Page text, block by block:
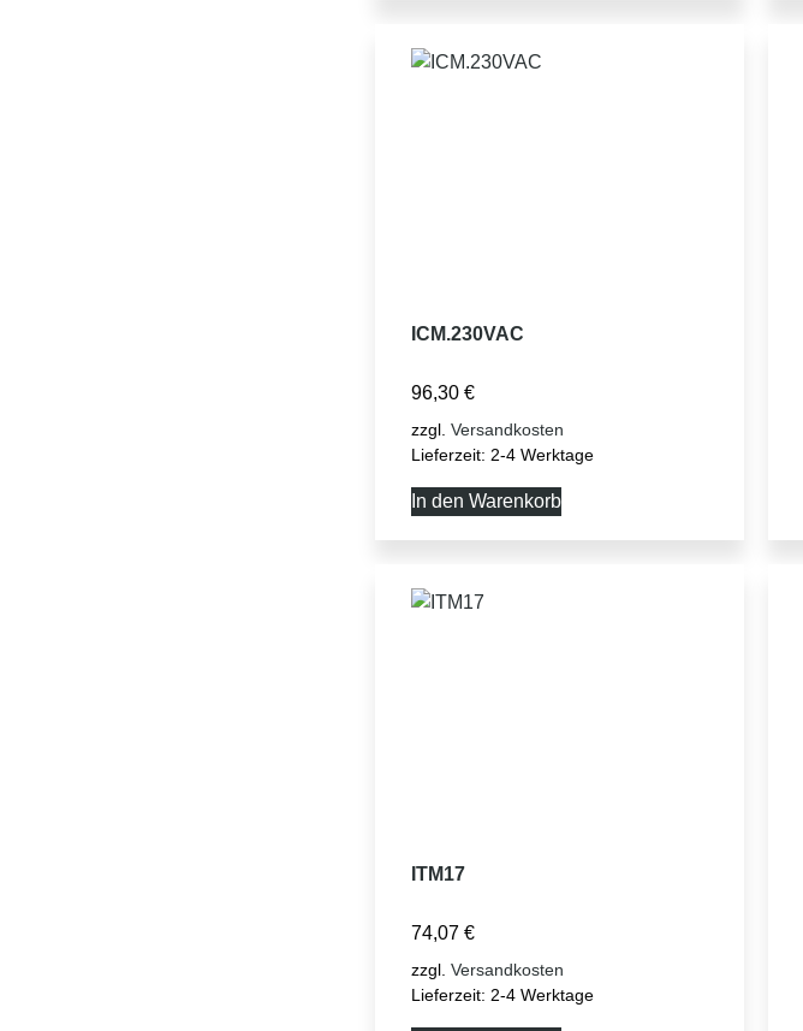
ICM.230VAC
96,30 €
zzgl. Versandkosten
Lieferzeit: 2-4 Werktage
In den Warenkorb
ITM17
74,07 €
zzgl. Versandkosten
Lieferzeit: 2-4 Werktage